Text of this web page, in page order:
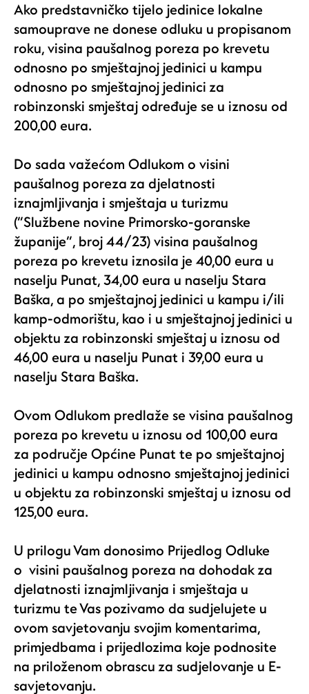
Ako predstavničko tijelo jedinice lokalne
samouprave ne donese odluku u propisanom
roku, visina paušalnog poreza po krevetu
odnosno po smještajnoj jedinici u kampu
odnosno po smještajnoj jedinici za
robinzonski smještaj određuje se u iznosu od
200,00 eura.
Do sada važećom Odlukom o visini
paušalnog poreza za djelatnosti
iznajmljivanja i smještaja u turizmu
(“Službene novine Primorsko-goranske
županije“, broj 44/23)visina paušalnog
poreza po krevetu iznosila je 40,00 eura u
naselju Punat, 34,00 eura u naselju Stara
Baška, a po smještajnoj jedinici u kampu i/ili
kamp-odmorištu, kao i u smještajnoj jedinici u
objektu za robinzonski smještaj u iznosu od
46,00 eura u naselju Punat i 39,00 eura u
naselju Stara Baška.
Ovom Odlukom predlaže se visina paušalnog
poreza po krevetu u iznosu od 100,00 eura
za područje Općine Punat te po smještajnoj
jedinici u kampu odnosno smještajnoj jedinici
u objektu za robinzonski smještaj u iznosu od
125,00 eura.
U prilogu Vam donosimo Prijedlog Odluke
o visini paušalnog poreza na dohodak za
djelatnosti iznajmljivanja i smještaja u
turizmu te Vas pozivamo da sudjelujete u
ovom savjetovanju svojim komentarima,
primjedbama i prijedlozima koje podnosite
na priloženom obrascu za sudjelovanje u E-
savjetovanju.